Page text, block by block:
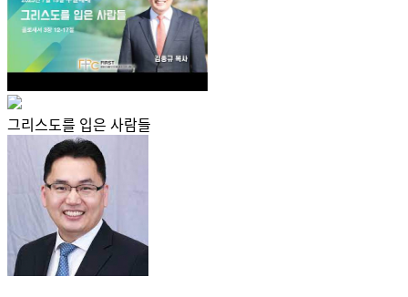
그리스도를 입은 사람들